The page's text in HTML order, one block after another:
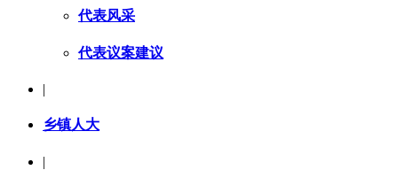
代表风采
代表议案建议
|
乡镇人大
|